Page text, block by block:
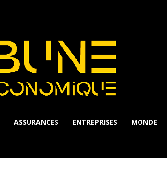
ASSURANCES ENTREPRISES MONDE